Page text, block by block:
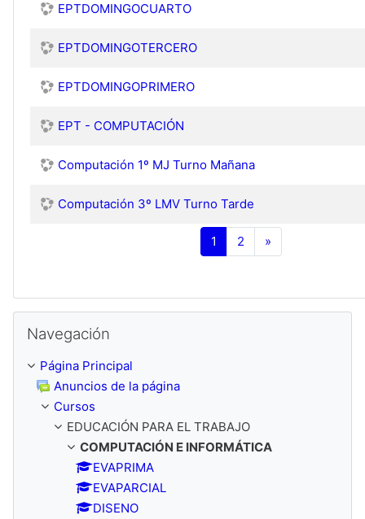
EPTDOMINGOCUARTO
EPTDOMINGOTERCERO
EPTDOMINGOPRIMERO
EPT - COMPUTACIÓN
Computación 1º MJ Turno Mañana
Computación 3º LMV Turno Tarde
1 (current)
2 »
Navegación
Página Principal
Anuncios de la página
Cursos
EDUCACIÓN PARA EL TRABAJO
COMPUTACIÓN E INFORMÁTICA
EVAPRIMA
EVAPARCIAL
DISENO